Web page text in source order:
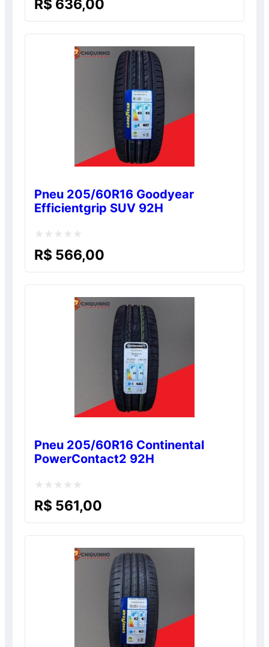
R$ 636,00
Pneu 205/60R16 Goodyear
Efficientgrip SUV 92H
Avaliação
R$ 566,00
Pneu 205/60R16 Continental
PowerContact2 92H
Avaliação
R$ 561,00